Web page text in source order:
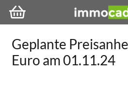
Geplante
Euro am 01.11.24